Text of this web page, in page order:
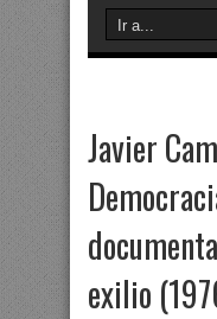
Javier
exilio